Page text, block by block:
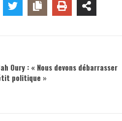
Oury : « Nous devons débarrasser
politique »